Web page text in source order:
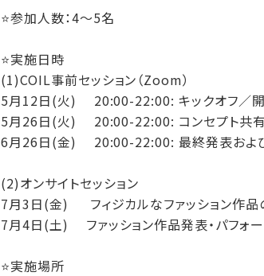
⭐️参加人数：4～5名
⭐️実施日時
(1)COIL事前セッション（Zoom）
5月12日(火) 20:00-22:00: キックオフ／
5月26日(火) 20:00-22:00: コンセプト共有お
6月26日(金) 20:00-22:00: 最終発表および
(2)オンサイトセッション
7月3日(金) フィジカルなファッション作品
7月4日(土) ファッション作品発表・パフォ
⭐️実施場所